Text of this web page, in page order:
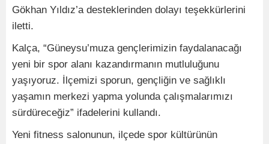
Gökhan Yıldız’a desteklerinden dolayı teşekkürlerini
iletti.
Kalça, “Güneysu’muza gençlerimizin faydalanacağı
yeni bir spor alanı kazandırmanın mutluluğunu
yaşıyoruz. İlçemizi sporun, gençliğin ve sağlıklı
yaşamın merkezi yapma yolunda çalışmalarımızı
sürdüreceğiz” ifadelerini kullandı.
Yeni fitness salonunun, ilçede spor kültürünün